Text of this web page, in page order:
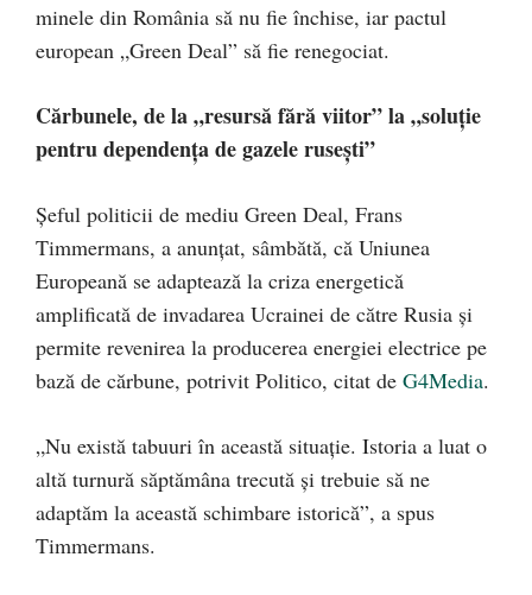
minele din România să nu fie închise, iar pactul
european „Green Deal” să fie renegociat.
Cărbunele, de la „resursă fără viitor” la „soluție
pentru dependența de gazele rusești”
Șeful politicii de mediu Green Deal, Frans
Timmermans, a anunțat, sâmbătă, că Uniunea
Europeană se adaptează la criza energetică
amplificată de invadarea Ucrainei de către Rusia și
permite revenirea la producerea energiei electrice pe
bază de cărbune, potrivit Politico, citat de G4Media.
„Nu există tabuuri în această situație. Istoria a luat o
altă turnură săptămâna trecută și trebuie să ne
adaptăm la această schimbare istorică”, a spus
Timmermans.